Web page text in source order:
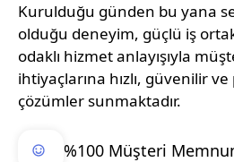
Kurulduğu günden bu yana
olduğu deneyim, güçlü iş
odaklı hizmet anlayışıyla
ihtiyaçlarına hızlı, güvenilir
çözümler sunmaktadır.
%100 Müşteri